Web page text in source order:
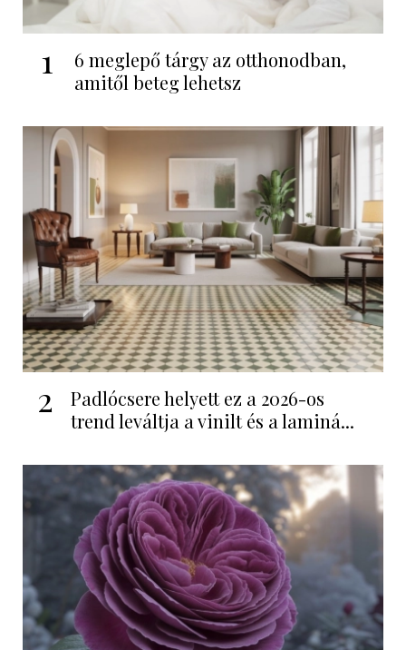
1
6 meglepő tárgy az otthonodban,
amitől beteg lehetsz
2
Padlócsere helyett ez a 2026-os
trend leváltja a vinilt és a laminá...